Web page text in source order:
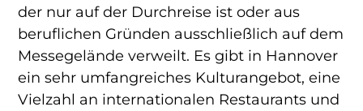
der nur auf der Durchreise ist oder aus
beruflichen Gründen ausschließlich auf dem
Messegelände verweilt. Es gibt in Hannover
ein sehr umfangreiches Kulturangebot, eine
Vielzahl an internationalen Restaurants und